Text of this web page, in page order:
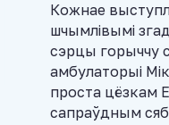
Кожнае
шчымлівымі
сэрцы горыччу
амбулаторыі
проста цёзкам
сапраўдным